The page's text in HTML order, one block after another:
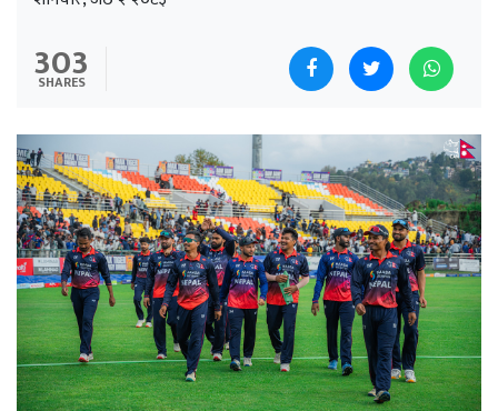
303
SHARES